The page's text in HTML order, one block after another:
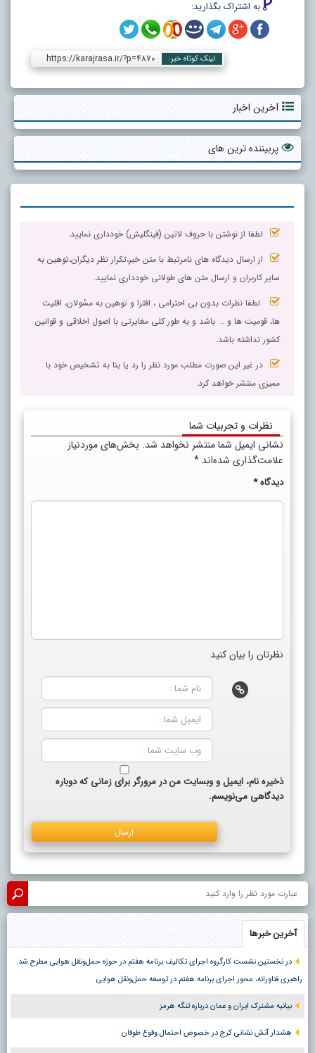
به اشتراک بگذارید:
لینک کوتاه خبر: https://karajrasa.ir/?p=4870
آخرین اخبار
پربیننده ترین های
لطفا از نوشتن با حروف لاتین (فینگلیش) خودداری نمایید.
از ارسال دیدگاه های نامرتبط با متن خبر،تکرار نظر دیگران،توهین به
سایر کاربران و ارسال متن های طولانی خودداری نمایید.
لطفا نظرات بدون بی احترامی ، افترا و توهین به مسٔولان، اقلیت
ها، قومیت ها و ... باشد و به طور کلی مغایرتی با اصول اخلاقی و قوانین
کشور نداشته باشد.
در غیر این صورت مطلب مورد نظر را رد یا بنا به تشخیص خود با
ممیزی منتشر خواهد کرد.
نظرات و تجربیات شما
نشانی ایمیل شما منتشر نخواهد شد. بخش‌های موردنیاز
علامت‌گذاری شده‌اند *
دیدگاه*
نظرتان را بیان کنید
ذخیره نام، ایمیل و وبسایت من در مرورگر برای زمانی که دوباره
دیدگاهی می‌نویسم.
آخرین خبرها
در نخستین نشست کارگروه اجرای تکالیف برنامه هفتم در حوزه حمل‌ونقل هوایی مطرح شد:
راهبری فناورانه، محور اجرای برنامه هفتم در توسعه حمل‌ونقل هوایی
بیانیه مشترک ایران و عمان درباره تنگه هرمز
هشدار آتش نشانی کرج در خصوص احتمال وقوع طوفان